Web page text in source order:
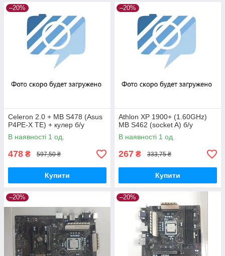
–20%
Celeron 2.0 + МB S478 (Asus
P4PE-X TE) + кулер б/у
В наявності 1 од.
478 ₴ 597,50 ₴
Купити
–20%
Athlon XP 1900+ (1.60GHz)
МВ S462 (socket A) б/у
В наявності 1 од.
267 ₴ 333,75 ₴
Купити
–20% –20%